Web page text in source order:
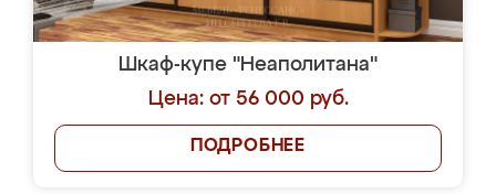
Шкаф-купе "Неаполитана"
Цена: от 56 000 руб.
ПОДРОБНЕЕ